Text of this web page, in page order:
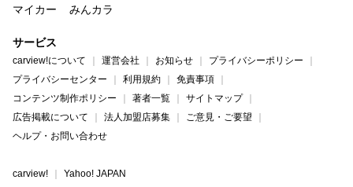
マイカー
みんカラ
サービス
carview!について 運営会社 お知らせ
プライバシーポリシー
プライバシーセンター
利用規約
免責事項
コンテンツ制作ポリシー
著者一覧
サイトマップ
広告掲載について
法人加盟店募集
ご意見・ご要望
ヘルプ・お問い合わせ
carview! Yahoo! JAPAN